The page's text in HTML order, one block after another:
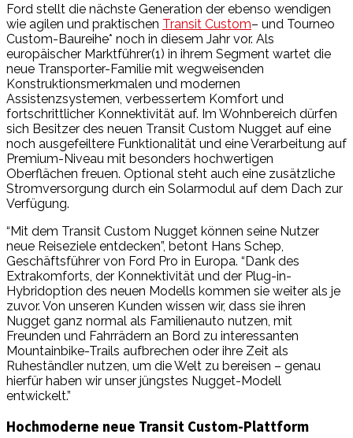
Ford stellt die nächste Generation der ebenso wendigen
wie agilen und praktischen Transit Custom– und Tourneo
Custom-Baureihe* noch in diesem Jahr vor. Als
europäischer Marktführer(1) in ihrem Segment wartet die
neue Transporter-Familie mit wegweisenden
Konstruktionsmerkmalen und modernen
Assistenzsystemen, verbessertem Komfort und
fortschrittlicher Konnektivität auf. Im Wohnbereich dürfen
sich Besitzer des neuen Transit Custom Nugget auf eine
noch ausgefeiltere Funktionalität und eine Verarbeitung auf
Premium-Niveau mit besonders hochwertigen
Oberflächen freuen. Optional steht auch eine zusätzliche
Stromversorgung durch ein Solarmodul auf dem Dach zur
Verfügung.
“Mit dem Transit Custom Nugget können seine Nutzer
neue Reiseziele entdecken”, betont Hans Schep,
Geschäftsführer von Ford Pro in Europa. “Dank des
Extrakomforts, der Konnektivität und der Plug-in-
Hybridoption des neuen Modells kommen sie weiter als je
zuvor. Von unseren Kunden wissen wir, dass sie ihren
Nugget ganz normal als Familienauto nutzen, mit
Freunden und Fahrrädern an Bord zu interessanten
Mountainbike-Trails aufbrechen oder ihre Zeit als
Ruheständler nutzen, um die Welt zu bereisen – genau
hierfür haben wir unser jüngstes Nugget-Modell
entwickelt.”
Hochmoderne neue Transit Custom-Plattform